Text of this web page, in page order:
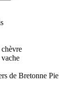
de Bretonne